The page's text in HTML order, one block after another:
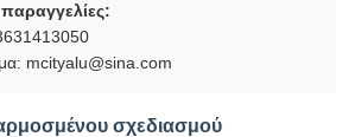
mcityalu@sina.com
σχεδιασμού